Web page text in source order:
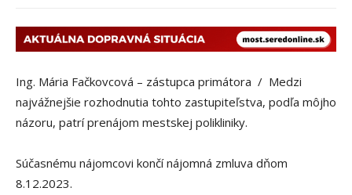
Ing. Mária Fačkovcová – zástupca primátora / Medzi
najvážnejšie rozhodnutia tohto zastupiteľstva, podľa môjho
názoru, patrí prenájom mestskej polikliniky.
Súčasnému nájomcovi končí nájomná zmluva dňom
8.12.2023.